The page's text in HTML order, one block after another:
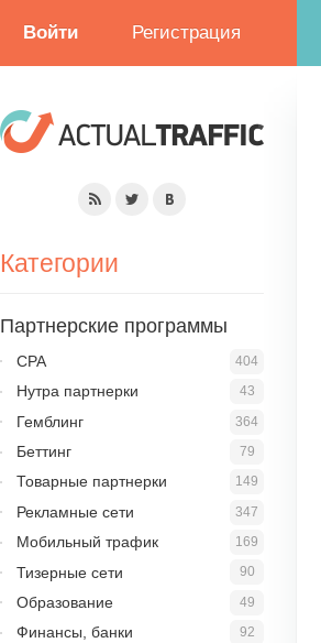
Войти Регистрация
Категории
Партнерские программы
404
CPA
43
Нутра партнерки
364
Гемблинг
79
Беттинг
149
Товарные партнерки
347
Рекламные сети
169
Мобильный трафик
90
Тизерные сети
49
Образование
92
Финансы, банки